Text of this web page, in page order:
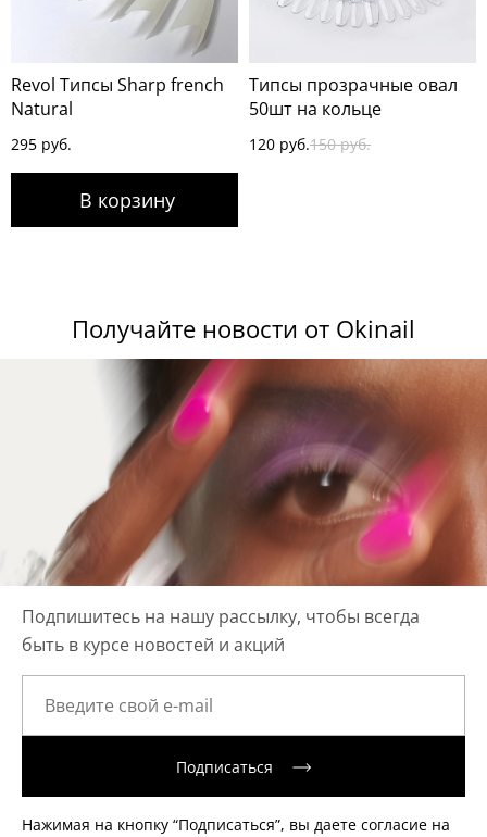
Revol Типсы Sharp french
Natural
295 руб.
Типсы прозрачные овал
50шт на кольце
120 руб.150 руб.
Получайте новости от Okinail
Подпишитесь на нашу рассылку, чтобы всегда
быть в курсе новостей и акций
Подписаться
Нажимая на кнопку “Подписаться”, вы даете согласие на